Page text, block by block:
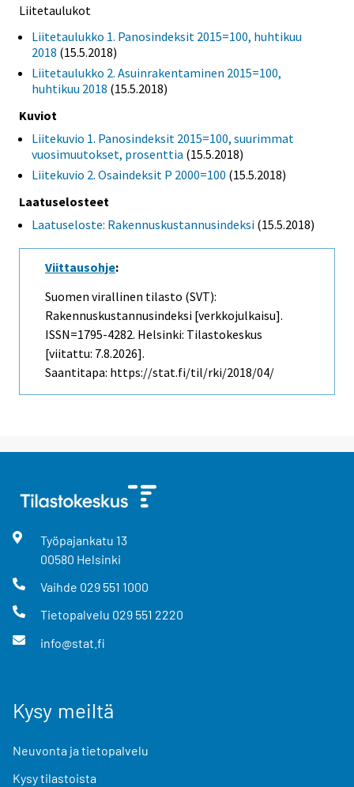
Liitetaulukot
Liitetaulukko 1. Panosindeksit 2015=100, huhtikuu
2018 (15.5.2018)
Liitetaulukko 2. Asuinrakentaminen 2015=100,
huhtikuu 2018 (15.5.2018)
Kuviot
Liitekuvio 1. Panosindeksit 2015=100, suurimmat
vuosimuutokset, prosenttia (15.5.2018)
Liitekuvio 2. Osaindeksit P 2000=100 (15.5.2018)
Laatuselosteet
Laatuseloste: Rakennuskustannusindeksi (15.5.2018)
Viittausohje:
Suomen virallinen tilasto (SVT):
Rakennuskustannusindeksi [verkkojulkaisu].
ISSN=1795-4282. Helsinki: Tilastokeskus
[viitattu: 7.8.2026].
Saantitapa: https://stat.fi/til/rki/2018/04/
Työpajankatu 13
00580 Helsinki
Vaihde 029 551 1000
Tietopalvelu 029 551 2220
info@stat.fi
Kysy meiltä
Neuvonta ja tietopalvelu
Kysy tilastoista